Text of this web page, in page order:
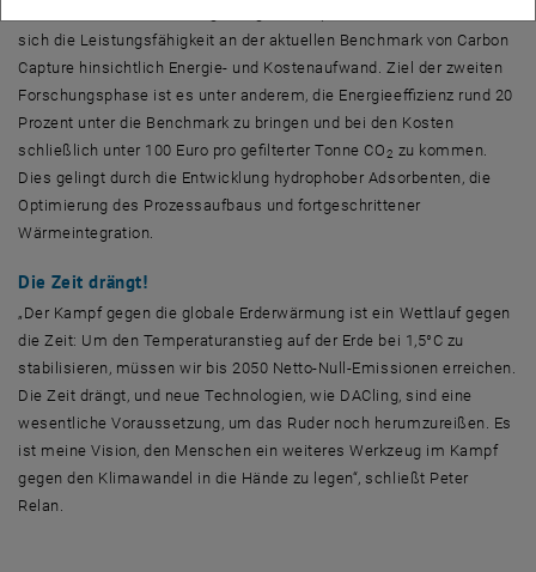
sich die Leistungsfähigkeit an der aktuellen Benchmark von Carbon
Capture hinsichtlich Energie- und Kostenaufwand. Ziel der zweiten
Forschungsphase ist es unter anderem, die Energieeffizienz rund 20
Prozent unter die Benchmark zu bringen und bei den Kosten
schließlich unter 100 Euro pro gefilterter Tonne CO2 zu kommen.
Dies gelingt durch die Entwicklung hydrophober Adsorbenten, die
Optimierung des Prozessaufbaus und fortgeschrittener
Wärmeintegration.
Die Zeit drängt!
„Der Kampf gegen die globale Erderwärmung ist ein Wettlauf gegen
die Zeit: Um den Temperaturanstieg auf der Erde bei 1,5°C zu
stabilisieren, müssen wir bis 2050 Netto-Null-Emissionen erreichen.
Die Zeit drängt, und neue Technologien, wie DACling, sind eine
wesentliche Voraussetzung, um das Ruder noch herumzureißen. Es
ist meine Vision, den Menschen ein weiteres Werkzeug im Kampf
gegen den Klimawandel in die Hände zu legen“, schließt Peter
Relan